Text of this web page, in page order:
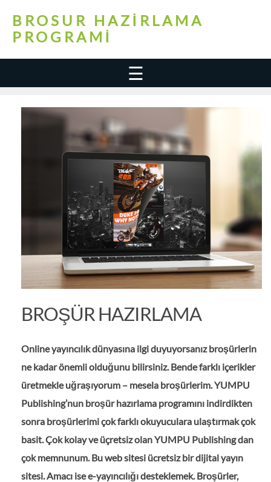
BROSUR HAZIRLAMA
PROGRAMI
BROŞÜR HAZIRLAMA
Online yayıncılık dünyasına ilgi duyuyorsanız broşürlerin
ne kadar önemli olduğunu bilirsiniz. Bende farklı içerikler
üretmekle uğraşıyorum – mesela broşürlerim. YUMPU
Publishing’nun broşür hazırlama programını indirdikten
sonra broşürlerimi çok farklı okuyuculara ulaştırmak çok
basit. Çok kolay ve üçretsiz olan YUMPU Publishing dan
çok memnunum. Bu web sitesi ücretsiz bir dijital yayın
sitesi. Amacı ise e-yayıncılığı desteklemek. Broşürler,